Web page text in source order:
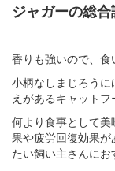
ジャガーの総
香りも強いので、食
小柄なしまじろう
えがあるキャットフ
何より食事として
果や疲労回復効果
たい飼い主さんにお